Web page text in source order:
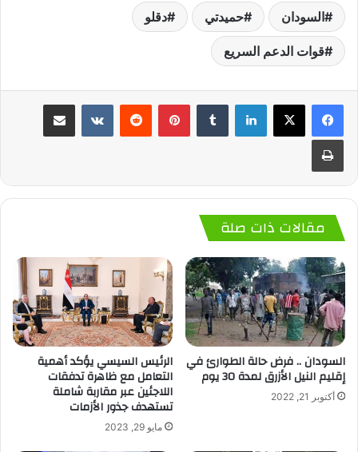
السودان حميدتي دقلو
قوات الدعم السريع
لينكدإن بينتيريست
مقالات ذات صلة
السودان .. فرض حالة الطوارئ في
إقليم النيل الأزرق لمدة 30 يوم
أكتوبر 21, 2022
الرئيس السيسي يؤكد أهمية
التعامل مع ظاهرة تدفقات
اللاجئين عبر مقاربة شاملة
تستهدف جذور الأزمات
مايو 29, 2023